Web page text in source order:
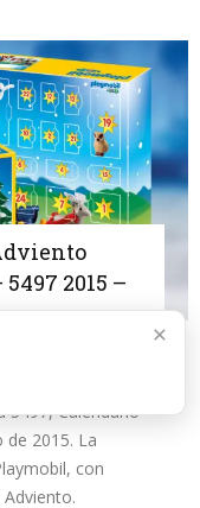
2015 –
5497, Calendario
de 2015. La
con
×